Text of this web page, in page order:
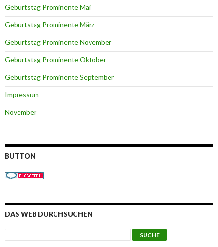
Geburtstag Prominente Mai
Geburtstag Prominente März
Geburtstag Prominente November
Geburtstag Prominente Oktober
Geburtstag Prominente September
Impressum
November
BUTTON
DAS WEB DURCHSUCHEN